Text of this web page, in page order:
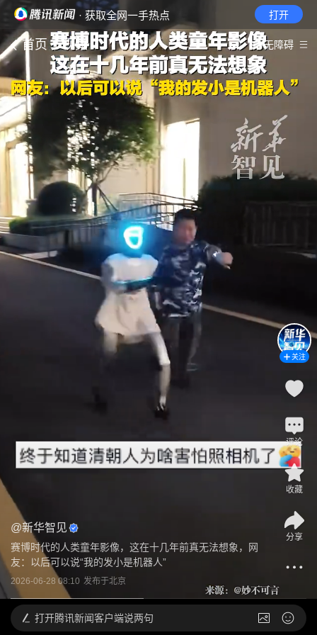
· 获取全网一手热点 打开
首页 视频 无障碍
@新华智见
赛博时代的人类童年影像，这在十几年前真无法想象，网
友：以后可以说“我的发小是机器人”
2026-06-28 08:10 发布于北京
关注
评论
收藏
分享
打开腾讯新闻客户端说两句